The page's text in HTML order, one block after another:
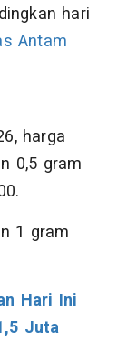
hari
Antam
harga
0,5 gram
1 gram
Hari Ini
Juta